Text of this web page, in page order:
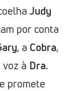
Judy
por conta
, a Cobra,
à Dra.
promete